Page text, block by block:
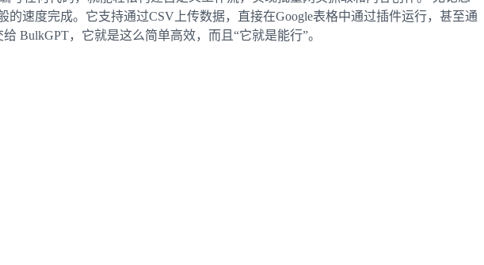
速度完成。它支持通过CSV上传数据，直接在Google表格中通过插件运行，甚至通
BulkGPT，它就是这么简单高效，而且“它就是能行”。